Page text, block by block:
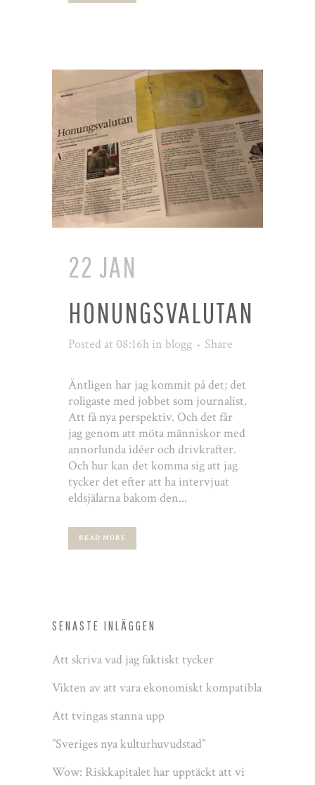
22 JAN
HONUNGSVALUTAN
Posted at 08:16h in blogg Share
Äntligen har jag kommit på det; det
roligaste med jobbet som journalist.
Att få nya perspektiv. Och det får
jag genom att möta människor med
annorlunda idéer och drivkrafter.
Och hur kan det komma sig att jag
tycker det efter att ha intervjuat
eldsjälarna bakom den...
READ MORE
SENASTE INLÄGGEN
Att skriva vad jag faktiskt tycker
Vikten av att vara ekonomiskt kompatibla
Att tvingas stanna upp
”Sveriges nya kulturhuvudstad”
Wow: Riskkapitalet har upptäckt att vi